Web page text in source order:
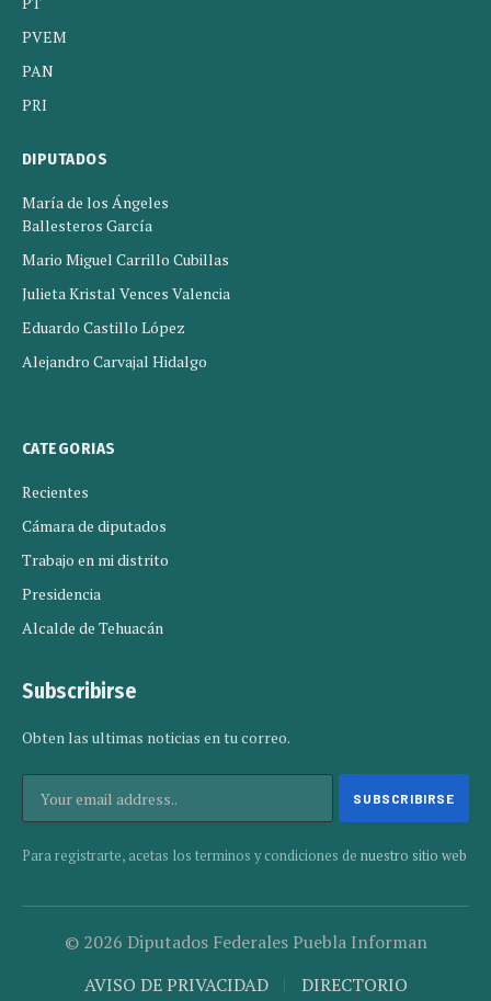
PVEM
PAN
PRI
DIPUTADOS
María de los Ángeles
Ballesteros García
Mario Miguel Carrillo Cubillas
Julieta Kristal Vences Valencia
Eduardo Castillo López
Alejandro Carvajal Hidalgo
CATEGORIAS
Recientes
Cámara de diputados
Trabajo en mi distrito
Presidencia
Alcalde de Tehuacán
Subscribirse
Obten las ultimas noticias en tu correo.
Para registrarte, acetas los terminos y condiciones de nuestro sitio web
© 2026 Diputados Federales Puebla Informan
AVISO DE PRIVACIDAD
DIRECTORIO